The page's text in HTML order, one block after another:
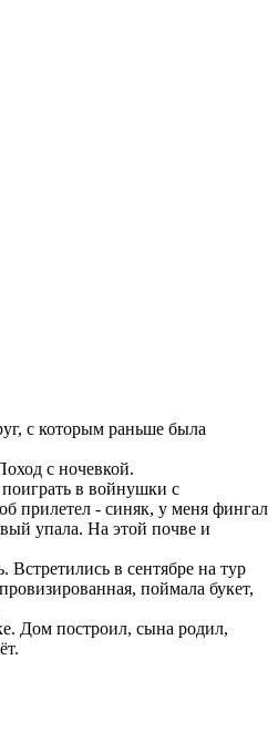
с которым раньше была
с ночевкой.
в войнушки с
прилетел - синяк, у меня фингал
упала. На этой почве и
Встретились в сентябре на тур
поймала букет,
Дом построил, сына родил,